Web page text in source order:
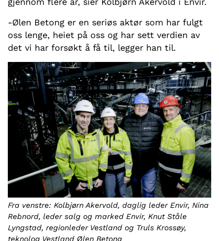
-Ølen Betong er en seriøs aktør som har fulgt
oss lenge, heiet på oss og har sett verdien av
det vi har forsøkt å få til, legger han til.
Fra venstre: Kolbjørn Akervold, daglig leder Envir, Nina
Rebnord, leder salg og marked Envir, Knut Ståle
Lyngstad, regionleder Vestland og Truls Krossøy,
teknolog Vestland Ølen Betong